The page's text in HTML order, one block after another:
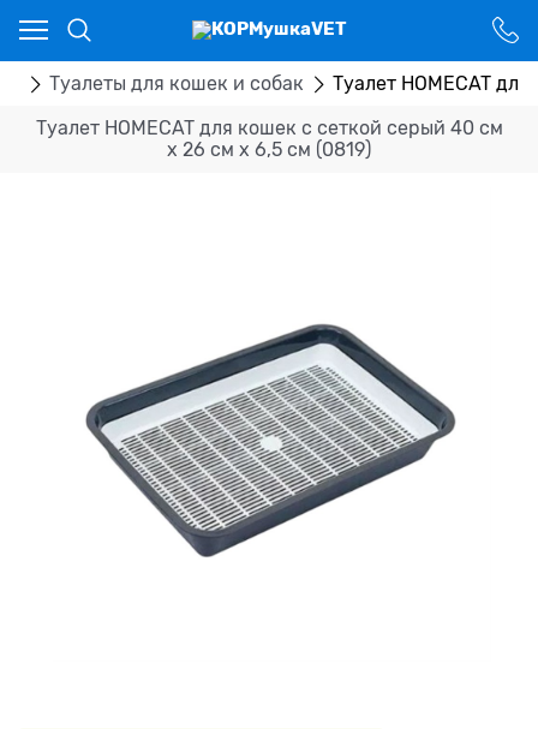
Туалеты для кошек и собак Туалет HOMECAT
Туалет HOMECAT для кошек с сеткой серый 40 см
х 26 см х 6,5 см (0819)
Ваш город - Костанай,
угадали?